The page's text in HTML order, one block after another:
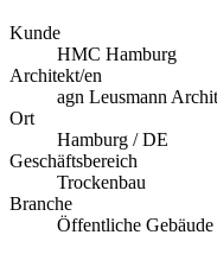
Kunde
HMC Hamburg
Architekt/en
agn Leusmann
Ort
Hamburg / DE
Geschäftsbereich
Trockenbau
Branche
Öffentliche Gebäude